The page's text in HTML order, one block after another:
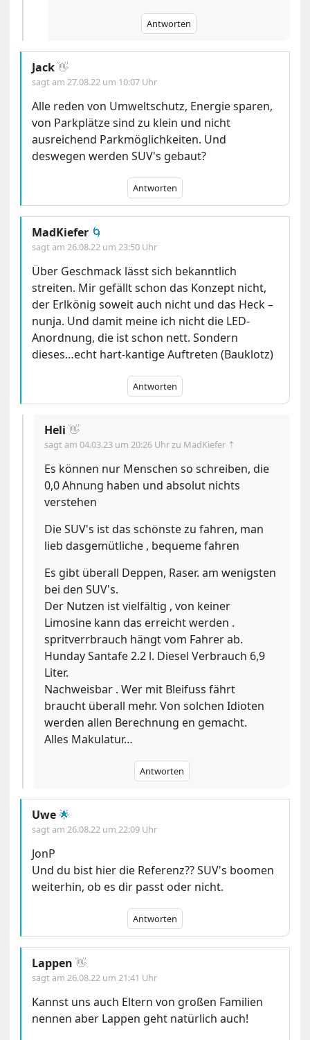
Antworten
Jack👋
sagt am27.08.22 um 10:07 Uhr
Alle reden von Umweltschutz, Energie sparen,
von Parkplätze sind zu klein und nicht
ausreichend Parkmöglichkeiten. Und
deswegen werden SUV's gebaut?
Antworten
MadKiefer 🌀
sagt am26.08.22 um 23:50 Uhr
Über Geschmack lässt sich bekanntlich
streiten. Mir gefällt schon das Konzept nicht,
der Erlkönig soweit auch nicht und das Heck –
nunja. Und damit meine ich nicht die LED-
Anordnung, die ist schon nett. Sondern
dieses…echt hart-kantige Auftreten (Bauklotz)
Antworten
Heli 👋
sagt am04.03.23 um 20:26 Uhrzu MadKiefer ⇡
Es können nur Menschen so schreiben, die
0,0 Ahnung haben und absolut nichts
verstehen
Die SUV's ist das schönste zu fahren, man
lieb dasgemütliche , bequeme fahren
Es gibt überall Deppen, Raser. am wenigsten
bei den SUV's.
Der Nutzen ist vielfältig , von keiner
Limosine kann das erreicht werden .
spritverrbrauch hängt vom Fahrer ab.
Hunday Santafe 2.2 l. Diesel Verbrauch 6,9
Liter.
Nachweisbar . Wer mit Bleifuss fährt
braucht überall mehr. Von solchen Idioten
werden allen Berechnung en gemacht.
Alles Makulatur…
Antworten
Uwe🌟
sagt am26.08.22 um 22:09 Uhr
JonP
Und du bist hier die Referenz?? SUV's boomen
weiterhin, ob es dir passt oder nicht.
Antworten
Lappen 👋
sagt am26.08.22 um 21:41 Uhr
Kannst uns auch Eltern von großen Familien
nennen aber Lappen geht natürlich auch!